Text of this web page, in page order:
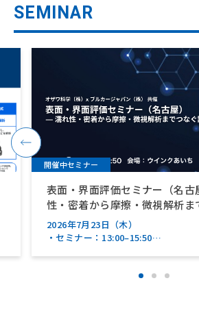
SEMINAR
開催中セミナー
表面・界面評価セミナー（名古
性・密着から摩擦・微視解析ま
アプローチ～【ブルカージャパ
催】
2026年7月23日（木）
・セミナー：13:00–15:50